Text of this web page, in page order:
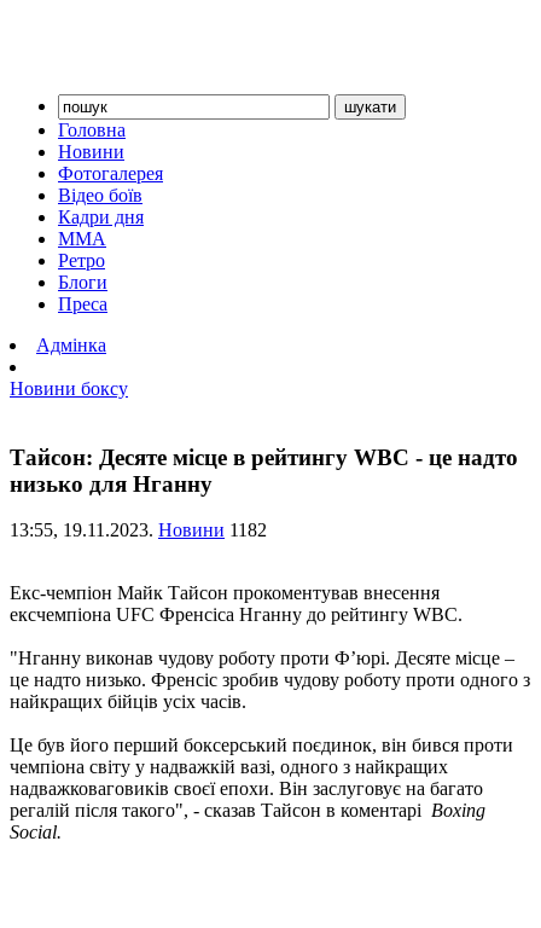
Головна
Новини
Фотогалерея
Відео боїв
Кадри дня
ММА
Ретро
Блоги
Преса
Адмінка
Новини боксу
Тайсон: Десяте місце в рейтингу WBC - це надто
низько для Нганну
13:55, 19.11.2023. Новини 1182
Екс-чемпіон Майк Тайсон прокоментував внесення
ексчемпіона UFC Френсіса Нганну до рейтингу WBC.
"Нганну виконав чудову роботу проти Ф’юрі. Десяте місце –
це надто низько. Френсіс зробив чудову роботу проти одного з
найкращих бійців усіх часів.
Це був його перший боксерський поєдинок, він бився проти
чемпіона світу у надважкій вазі, одного з найкращих
надважковаговиків своєї епохи. Він заслуговує на багато
регалій після такого", - сказав Тайсон в коментарі Boxing
Social.